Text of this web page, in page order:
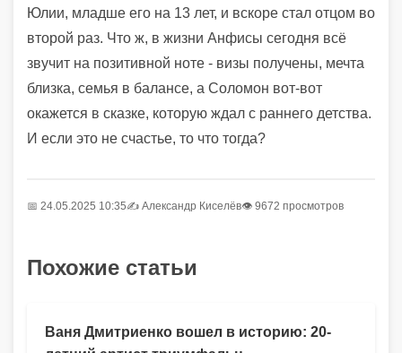
Юлии, младше его на 13 лет, и вскоре стал отцом во
второй раз. Что ж, в жизни Анфисы сегодня всё
звучит на позитивной ноте - визы получены, мечта
близка, семья в балансе, а Соломон вот-вот
окажется в сказке, которую ждал с раннего детства.
И если это не счастье, то что тогда?
📅 24.05.2025 10:35✍️ Александр Киселёв👁 9672 просмотров
Похожие статьи
Ваня Дмитриенко вошел в историю: 20-